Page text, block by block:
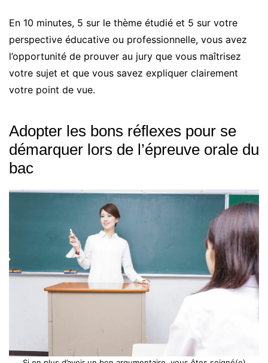
En 10 minutes, 5 sur le thème étudié et 5 sur votre
perspective éducative ou professionnelle, vous avez
l’opportunité de prouver au jury que vous maîtrisez
votre sujet et que vous savez expliquer clairement
votre point de vue.
Adopter les bons réflexes pour se
démarquer lors de l’épreuve orale du
bac